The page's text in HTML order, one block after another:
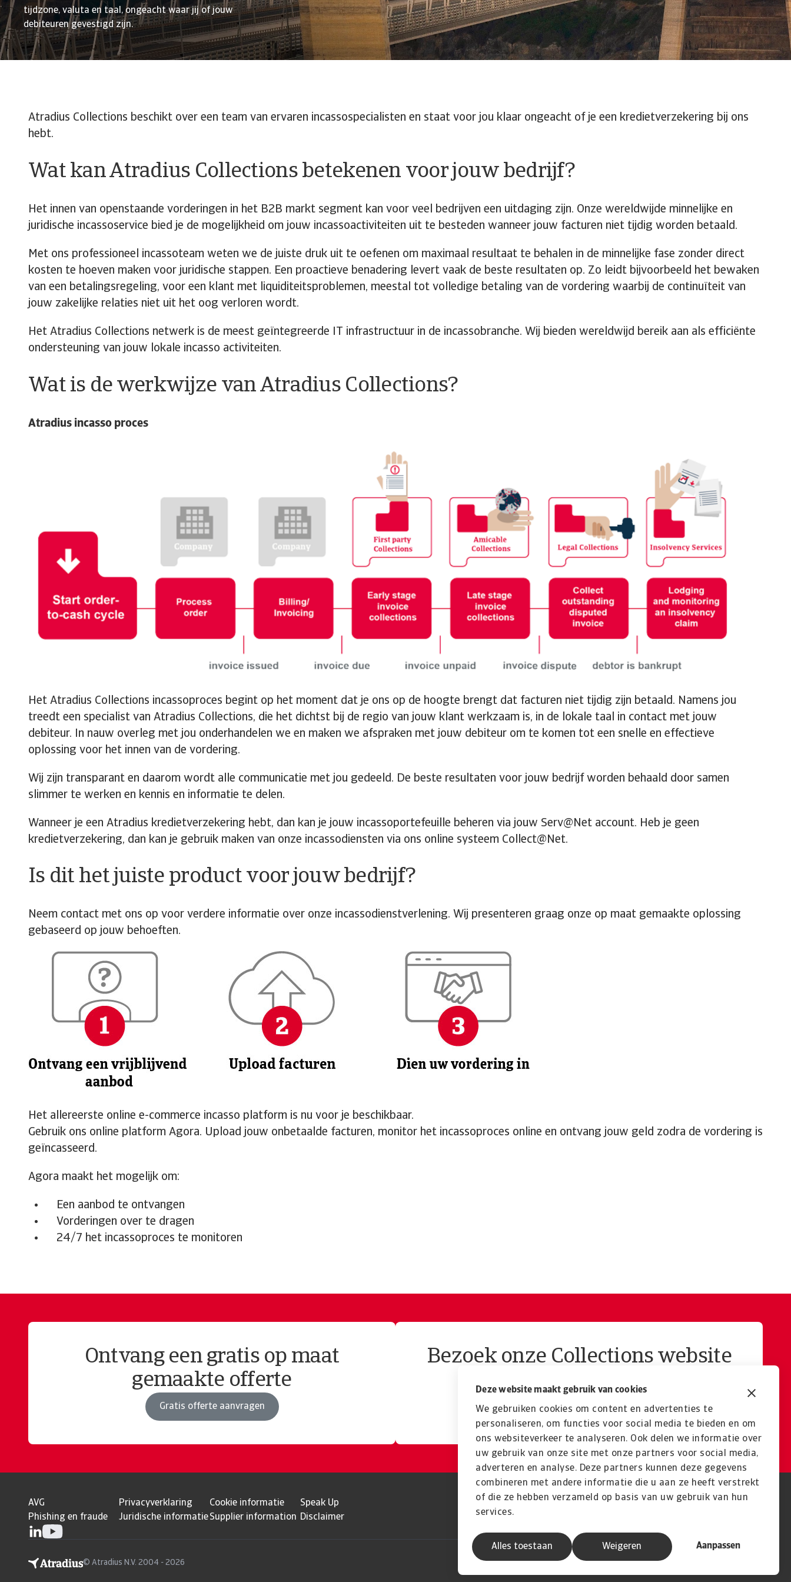
Deze website maakt gebruik van cookies
We gebruiken cookies om content en advertenties te
personaliseren, om functies voor social media te bieden en om
ons websiteverkeer te analyseren. Ook delen we informatie over
uw gebruik van onze site met onze partners voor social media,
adverteren en analyse. Deze partners kunnen deze gegevens
combineren met andere informatie die u aan ze heeft verstrekt
of die ze hebben verzameld op basis van uw gebruik van hun
services.
Alles toestaan Aanpassen
Weigeren
tijdzone, valuta en taal, ongeacht waar jij of jouw
debiteuren gevestigd zijn.
Atradius Collections beschikt over een team van ervaren incassospecialisten en staat voor jou klaar ongeacht of je een kredietverzekering bij ons
hebt.
Wat kan Atradius Collections betekenen voor jouw bedrijf?
Het innen van openstaande vorderingen in het B2B markt segment kan voor veel bedrijven een uitdaging zijn. Onze wereldwijde minnelijke en
juridische incassoservice bied je de mogelijkheid om jouw incassoactiviteiten uit te besteden wanneer jouw facturen niet tijdig worden betaald.
Met ons professioneel incassoteam weten we de juiste druk uit te oefenen om maximaal resultaat te behalen in de minnelijke fase zonder direct
kosten te hoeven maken voor juridische stappen. Een proactieve benadering levert vaak de beste resultaten op. Zo leidt bijvoorbeeld het bewaken
van een betalingsregeling, voor een klant met liquiditeitsproblemen, meestal tot volledige betaling van de vordering waarbij de continuïteit van
jouw zakelijke relaties niet uit het oog verloren wordt.
Het Atradius Collections netwerk is de meest geïntegreerde IT infrastructuur in de incassobranche. Wij bieden wereldwijd bereik aan als efficiënte
ondersteuning van jouw lokale incasso activiteiten.
Wat is de werkwijze van Atradius Collections?
Atradius incasso proces
Het Atradius Collections incassoproces begint op het moment dat je ons op de hoogte brengt dat facturen niet tijdig zijn betaald. Namens jou
treedt een specialist van Atradius Collections, die het dichtst bij de regio van jouw klant werkzaam is, in de lokale taal in contact met jouw
debiteur. In nauw overleg met jou onderhandelen we en maken we afspraken met jouw debiteur om te komen tot een snelle en effectieve
oplossing voor het innen van de vordering.
Wij zijn transparant en daarom wordt alle communicatie met jou gedeeld. De beste resultaten voor jouw bedrijf worden behaald door samen
slimmer te werken en kennis en informatie te delen.
Wanneer je een Atradius kredietverzekering hebt, dan kan je jouw incassoportefeuille beheren via jouw Serv@Net account. Heb je geen
kredietverzekering, dan kan je gebruik maken van onze incassodiensten via ons online systeem Collect@Net.
Is dit het juiste product voor jouw bedrijf?
Neem contact met ons op voor verdere informatie over onze incassodienstverlening. Wij presenteren graag onze op maat gemaakte oplossing
gebaseerd op jouw behoeften.
Het allereerste online e-commerce incasso platform is nu voor je beschikbaar.
Gebruik ons online platform Agora. Upload jouw onbetaalde facturen, monitor het incassoproces online en ontvang jouw geld zodra de vordering is
geïncasseerd.
Agora maakt het mogelijk om:
Een aanbod te ontvangen
Vorderingen over te dragen
24/7 het incassoproces te monitoren
Ontvang een gratis op maat
gemaakte offerte
Gratis offerte aanvragen
Bezoek onze Collections website
Bezoek website
AVG Privacyverklaring Cookie informatie
Speak Up
Phishing en fraude
Juridische informatieSupplier information Disclaimer
© Atradius N.V. 2004 - 2026